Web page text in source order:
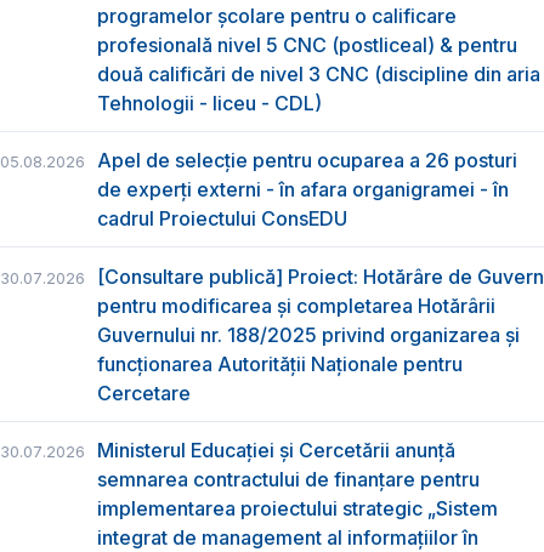
programelor școlare pentru o calificare
profesională nivel 5 CNC (postliceal) & pentru
două calificări de nivel 3 CNC (discipline din aria
Tehnologii - liceu - CDL)
05.08.2026
Apel de selecție pentru ocuparea a 26 posturi
de experți externi - în afara organigramei - în
cadrul Proiectului ConsEDU
30.07.2026
[Consultare publică] Proiect: Hotărâre de Guvern
pentru modificarea și completarea Hotărârii
Guvernului nr. 188/2025 privind organizarea şi
funcţionarea Autorităţii Naţionale pentru
Cercetare
30.07.2026
Ministerul Educației și Cercetării anunță
semnarea contractului de finanțare pentru
implementarea proiectului strategic „Sistem
integrat de management al informațiilor în